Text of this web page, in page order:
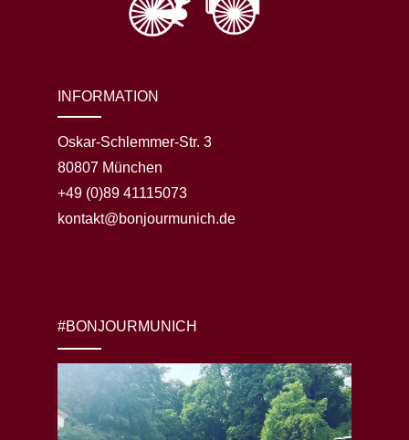
INFORMATION
Oskar-Schlemmer-Str. 3
80807 München
+49 (0)89 41115073
kontakt@bonjourmunich.de
#BONJOURMUNICH